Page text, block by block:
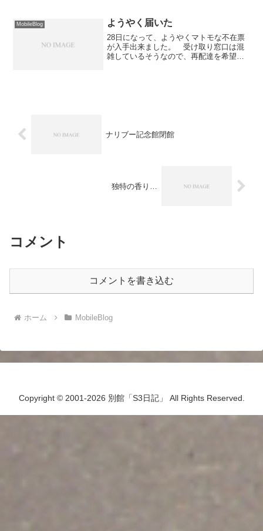
MobileBlog ようやく届いた
28日になって、ようやくマトモな不在票
が入手出来ました。 受け取り窓口は混
雑しているそうなので、再配達を希望。
ナリブー記念館閉館
独特の香り…
コメント
コメントを書き込む
ホーム MobileBlog
Copyright © 2001-2026 別館「S3日記」 All Rights Reserved.